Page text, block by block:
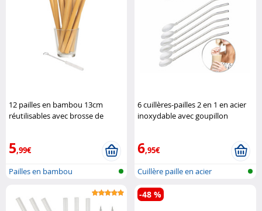
12 pailles en bambou 13cm
réutilisables avec brosse de
5,99€
Pailles en bambou
6 cuillères-pailles 2 en 1 en acier
inoxydable avec goupillon
6,95€
Cuillère paille en acier
inoxydable
-48 %